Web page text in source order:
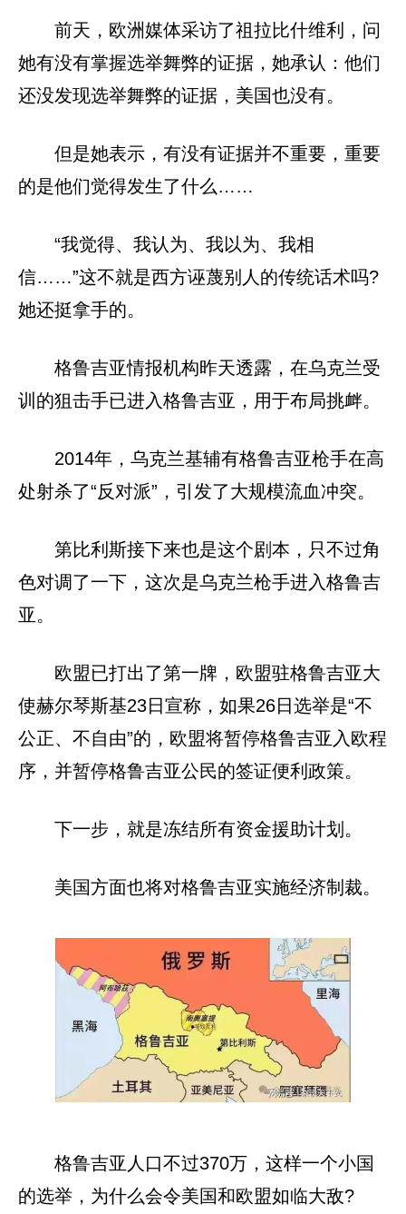
前天，欧洲媒体采访了祖拉比什维利，问
她有没有掌握选举舞弊的证据，她承认：他们
还没发现选举舞弊的证据，美国也没有。
但是她表示，有没有证据并不重要，重要
的是他们觉得发生了什么……
“我觉得、我认为、我以为、我相
信……”这不就是西方诬蔑别人的传统话术吗?
她还挺拿手的。
格鲁吉亚情报机构昨天透露，在乌克兰受
训的狙击手已进入格鲁吉亚，用于布局挑衅。
2014年，乌克兰基辅有格鲁吉亚枪手在高
处射杀了“反对派”，引发了大规模流血冲突。
第比利斯接下来也是这个剧本，只不过角
色对调了一下，这次是乌克兰枪手进入格鲁吉
亚。
欧盟已打出了第一牌，欧盟驻格鲁吉亚大
使赫尔琴斯基23日宣称，如果26日选举是“不
公正、不自由”的，欧盟将暂停格鲁吉亚入欧程
序，并暂停格鲁吉亚公民的签证便利政策。
下一步，就是冻结所有资金援助计划。
美国方面也将对格鲁吉亚实施经济制裁。
格鲁吉亚人口不过370万，这样一个小国
的选举，为什么会令美国和欧盟如临大敌?